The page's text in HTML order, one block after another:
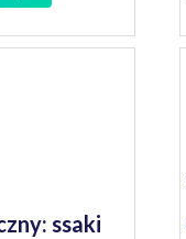
ssaki